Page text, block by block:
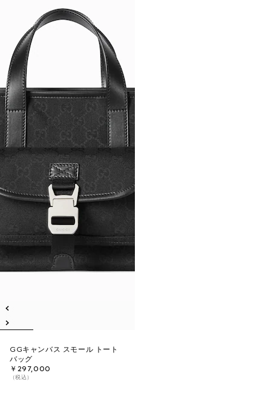
GGキャンバス スモール トート
バッグ
￥297,000
（税込）